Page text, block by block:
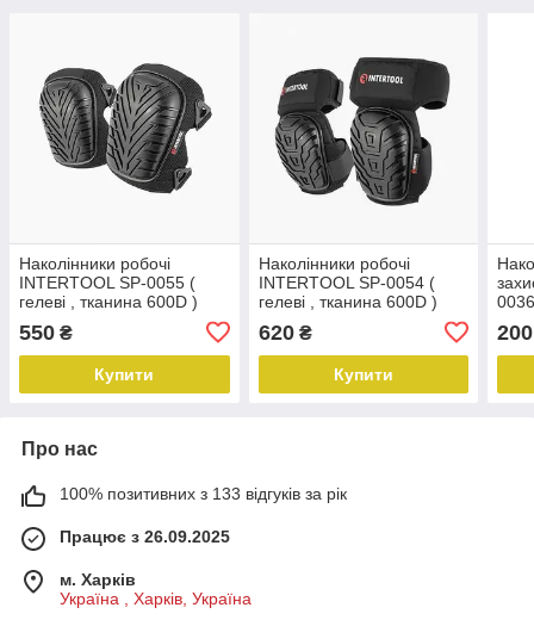
Наколінники робочі
INTERTOOL SP-0055 (
гелеві , тканина 600D )
550 ₴
Купити
Наколінники робочі
INTERTOOL SP-0054 (
гелеві , тканина 600D )
620₴
Купити
200
Про нас
100% позитивних з 133 відгуків за рік
Працює з 26.09.2025
м. Харків
Україна , Харків, Україна